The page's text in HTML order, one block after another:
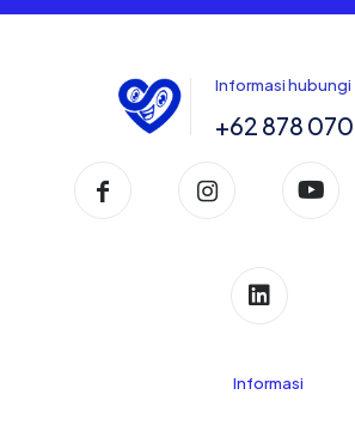
Informasi hubungi
+62 878
Informasi